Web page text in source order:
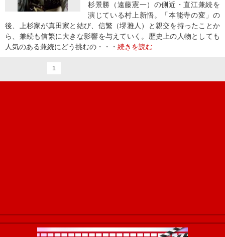
杉景勝（遠藤憲一）の側近・直江兼続を
演じている村上新悟。「本能寺の変」の
後、上杉家が真田家と結び、信繁（堺雅人）と親交を持ったことか
ら、兼続も信繁に大きな影響を与えていく。歴史上の人物としても
人気のある兼続にどう挑むの・・・ 続きを読む
1